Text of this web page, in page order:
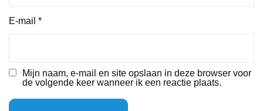
E-mail *
Mijn naam, e-mail en site opslaan in deze browser voor
de volgende keer wanneer ik een reactie plaats.